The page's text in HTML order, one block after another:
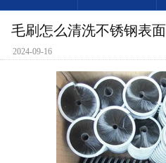
毛刷怎么清洗不锈钢表面
2024-09-16